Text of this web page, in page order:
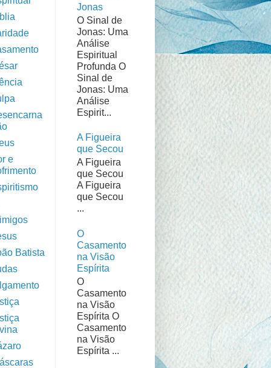
e
Batista
Jonas
O Sinal de
Jonas: Uma
Análise
Espiritual
Profunda O
Sinal de
Jonas: Uma
Análise
Espirit...
A Figueira
que Secou
A Figueira
que Secou
A Figueira
que Secou
...
O
Casamento
na Visão
Espírita
O
Casamento
na Visão
Espírita O
Casamento
na Visão
Espírita ...